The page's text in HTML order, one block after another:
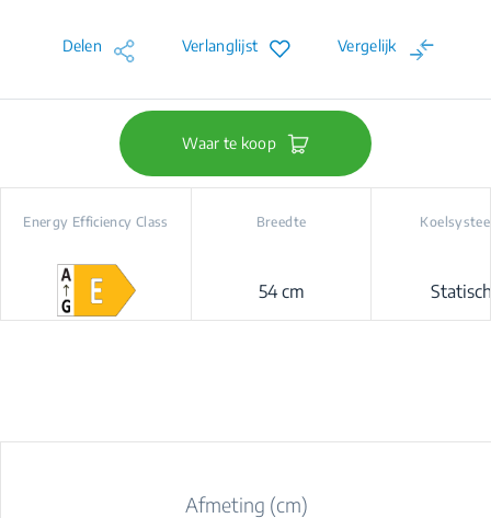
Delen Verlanglijst Vergelijk
Waar te koop
Energy Efficiency Class Breedte
54 cm Statisch
Afmeting (cm)